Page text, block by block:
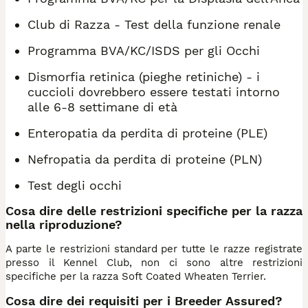
Club di Razza - Test della funzione renale
Programma BVA/KC/ISDS per gli Occhi
Dismorfia retinica (pieghe retiniche) - i
cuccioli dovrebbero essere testati intorno
alle 6-8 settimane di età
Enteropatia da perdita di proteine (PLE)
Nefropatia da perdita di proteine (PLN)
Test degli occhi
Cosa dire delle restrizioni specifiche per la razza
nella riproduzione?
A parte le restrizioni standard per tutte le razze registrate
presso il Kennel Club, non ci sono altre restrizioni
specifiche per la razza Soft Coated Wheaten Terrier.
Cosa dire dei requisiti per i Breeder Assured?